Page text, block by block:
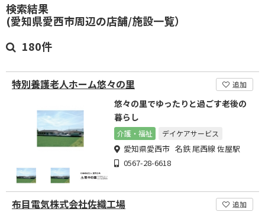
検索結果
(愛知県愛西市周辺の店舗/施設一覧）
180件
特別養護老人ホーム悠々の里 追加
悠々の里でゆったりと過ごす老後の
暮らし
介護・福祉 デイケアサービス
愛知県愛西市 名鉄 尾西線 佐屋駅
0567-28-6618
布目電気株式会社佐織工場 追加